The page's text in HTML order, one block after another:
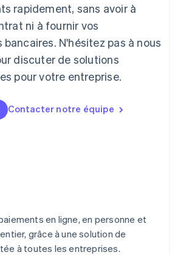
rapidement, sans avoir à
ni à fournir vos
bancaires. N'hésitez pas à nous
discuter de solutions
pour votre entreprise.
Contacter notre équipe
en ligne, en personne et
grâce à une solution de
à toutes les entreprises.
English